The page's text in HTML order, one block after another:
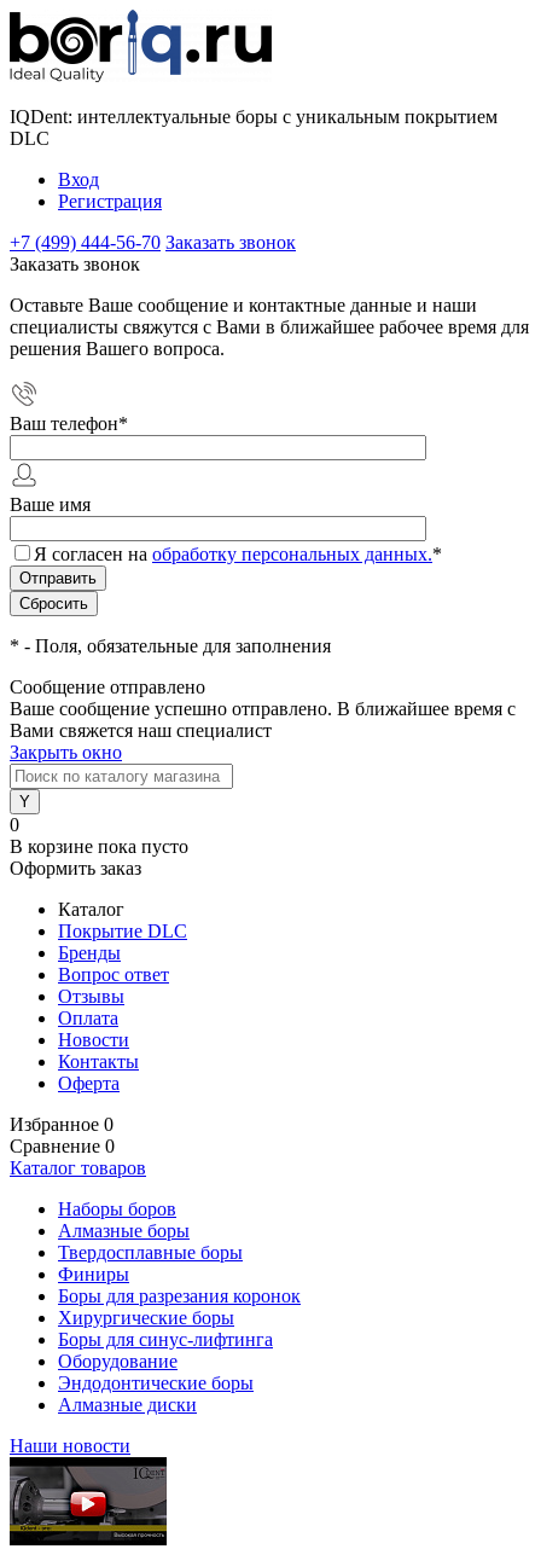
IQDent: интеллектуальные боры с уникальным покрытием
DLC
Вход
Регистрация
+7 (499) 444-56-70 Заказать звонок
Заказать звонок
Оставьте Ваше сообщение и контактные данные и наши
специалисты свяжутся с Вами в ближайшее рабочее время для
решения Вашего вопроса.
Ваш телефон*
Ваше имя
Я согласен на обработку персональных данных.*
* - Поля, обязательные для заполнения
Сообщение отправлено
Ваше сообщение успешно отправлено. В ближайшее время с
Вами свяжется наш специалист
Закрыть окно
0
В корзине пока пусто
Оформить заказ
Каталог
Покрытие DLC
Бренды
Вопрос ответ
Отзывы
Оплата
Новости
Контакты
Оферта
Избранное 0
Сравнение 0
Каталог товаров
Наборы боров
Алмазные боры
Твердосплавные боры
Финиры
Боры для разрезания коронок
Хирургические боры
Боры для синус-лифтинга
Оборудование
Эндодонтические боры
Алмазные диски
Наши новости